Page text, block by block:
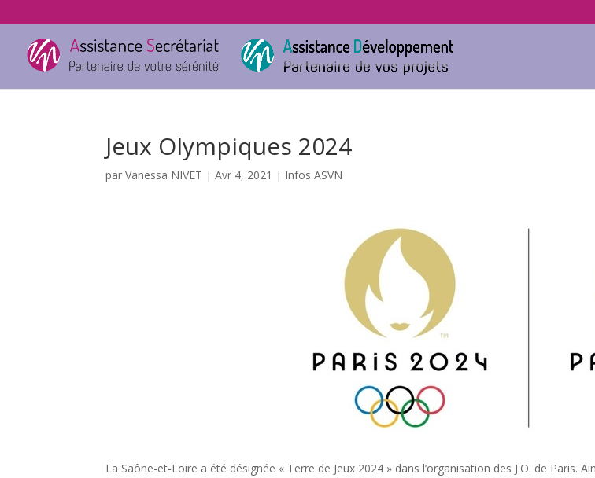
Jeux Olympiques 2024
parVanessa NIVET |Avr 4, 2021 | Infos ASVN
La Saône-et-Loire a été désignée « Terre de Jeux 2024 » dans l’organisation des J.O. de Paris.